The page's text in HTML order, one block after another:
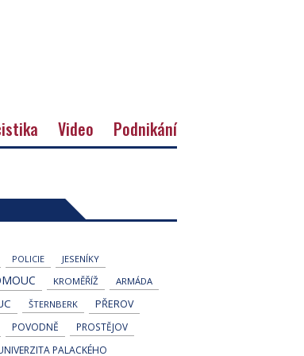
Video Podnikání
POLICIE JESENÍKY
KROMĚŘÍŽ ARMÁDA
ŠTERNBERK PŘEROV
POVODNĚ PROSTĚJOV
PALACKÉHO